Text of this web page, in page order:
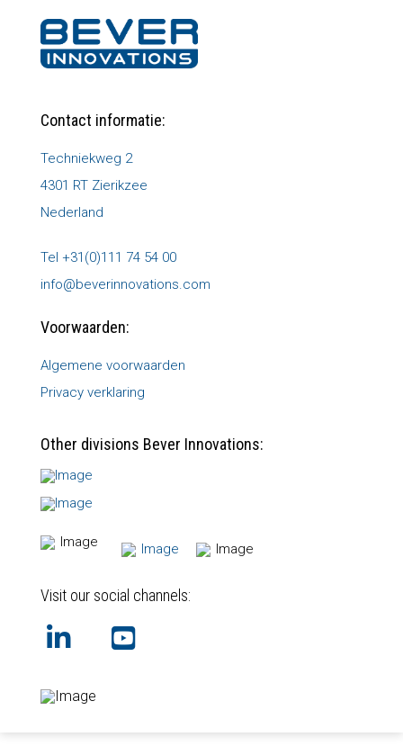
Contact informatie:
Techniekweg 2
4301 RT Zierikzee
Nederland
Tel +31(0)111 74 54 00
info@beverinnovations.com
Voorwaarden:
Algemene voorwaarden
Privacy verklaring
Other divisions Bever Innovations:
Visit our social channels: